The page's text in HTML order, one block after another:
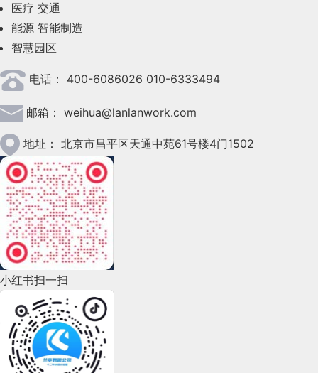
2023年5月(28)
2023年4月(47)
2023年3月(37)
2023年2月(90)
2023年1月(78)
2022年12月(45)
2022年11月(69)
2022年10月(51)
2022年9月(135)
2022年8月(60)
2022年7月(111)
2022年6月(162)
医疗 交通
能源 智能制造
智慧园区
电话： 400-6086026 010-6333494
邮箱： weihua@lanlanwork.com
地址： 北京市昌平区天通中苑61号楼4门1502
小红书扫一扫